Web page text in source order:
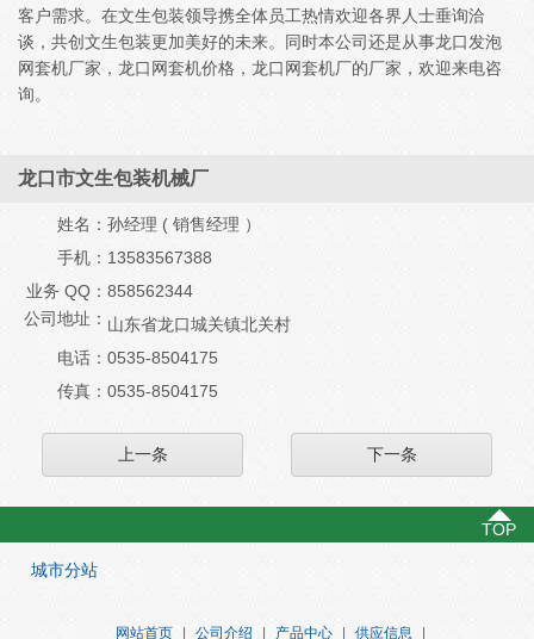
客户需求。在文生包装领导携全体员工热情欢迎各界人士垂询洽
谈，共创文生包装更加美好的未来。同时本公司还是从事龙口发泡
网套机厂家，龙口网套机价格，龙口网套机厂的厂家，欢迎来电咨
询。
龙口市文生包装机械厂
姓名： 孙经理 ( 销售经理 ）
手机： 13583567388
业务 QQ： 858562344
公司地址： 山东省龙口城关镇北关村
电话： 0535-8504175
传真： 0535-8504175
上一条 下一条
TOP
城市分站
网站首页 公司介绍 产品中心 供应信息